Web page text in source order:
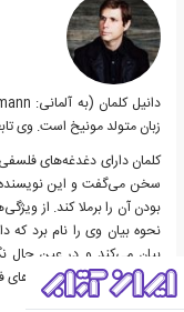
زبان متولد مونیخ است. وی
کلمان دارای دغدغه‌های
سخن می‌گفت و این نویسنده
بودن آن را برملا کند. از
نحوه بیان وی را نام برد
بیان می‌کند و در عین حال
طبیعتاً برخاسته از